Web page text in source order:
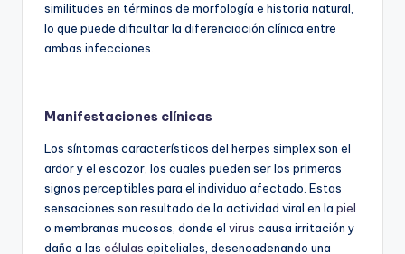
similitudes en términos de morfología e historia natural,
lo que puede dificultar la diferenciación clínica entre
ambas infecciones.
Manifestaciones clínicas
Los síntomas característicos del herpes simplex son el
ardor y el escozor, los cuales pueden ser los primeros
signos perceptibles para el individuo afectado. Estas
sensaciones son resultado de la actividad viral en la piel
o membranas mucosas, donde el virus causa irritación y
daño a las células epiteliales, desencadenando una